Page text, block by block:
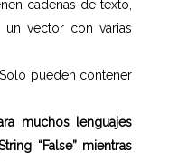
cadenas de texto,
vector con varias
pueden contener
muchos lenguajes
“False” mientras